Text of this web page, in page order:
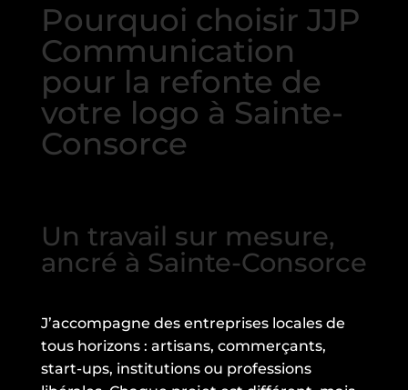
Pourquoi choisir JJP
Communication
pour la refonte de
votre logo à Sainte-
Consorce
Un travail sur mesure,
ancré à Sainte-Consorce
J’accompagne des entreprises locales de
tous horizons : artisans, commerçants,
start-ups, institutions ou professions